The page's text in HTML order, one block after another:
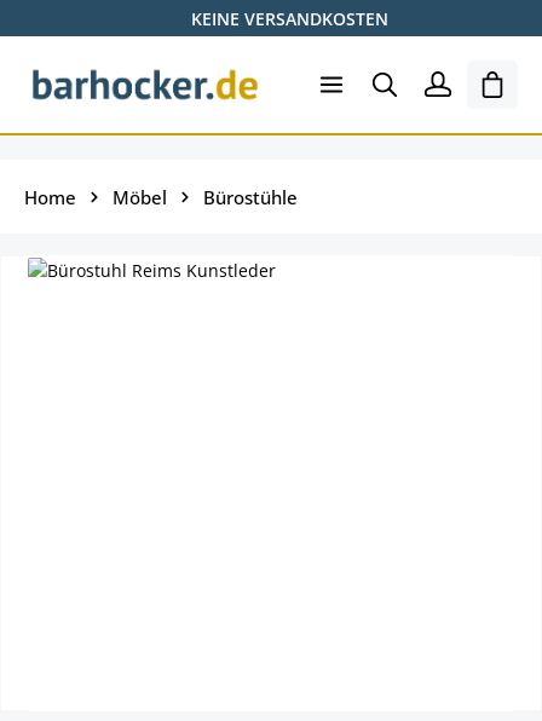
Zum Hauptinhalt springenKEINE VERSANDKOSTEN
Home Möbel Bürostühle